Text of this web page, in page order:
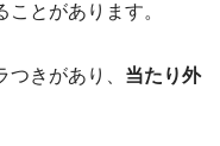
とがあります。
きがあり、 当たり外